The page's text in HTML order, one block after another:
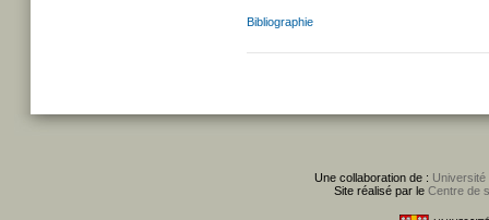
Bibliographie
Une collaboration de : Université
Site réalisé par le Centre de